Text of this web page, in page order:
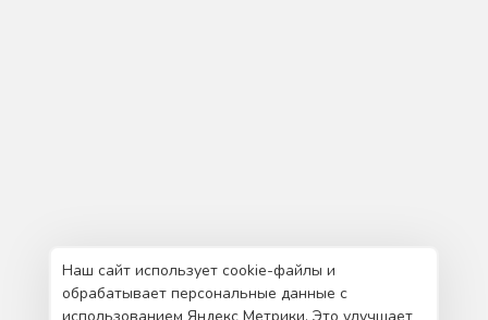
Наш сайт использует cookie-файлы и
обрабатывает персональные данные с